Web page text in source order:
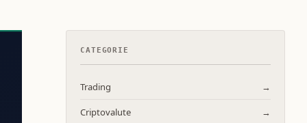
CATEGORIE
Trading →
Criptovalute →